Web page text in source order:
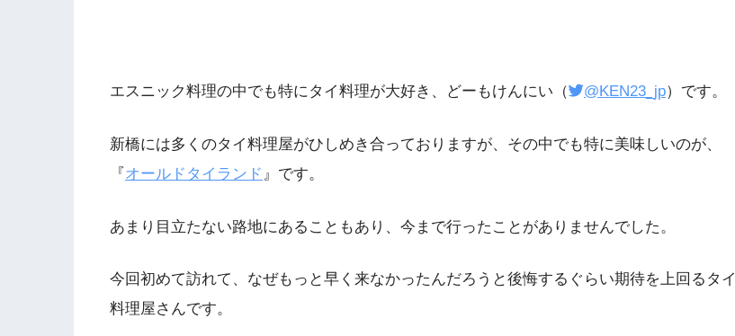
エスニック料理の中でも特にタイ料理が大好き、どーもけんにい（ @KEN23_jp）です。
新橋には多くのタイ料理屋がひしめき合っておりますが、その中でも特に美味しいのが、
『オールドタイランド 』です。
あまり目立たない路地にあることもあり、今まで行ったことがありませんでした。
今回初めて訪れて、なぜもっと早く来なかったんだろうと後悔するぐらい期待を上回るタイ
料理屋さんです。